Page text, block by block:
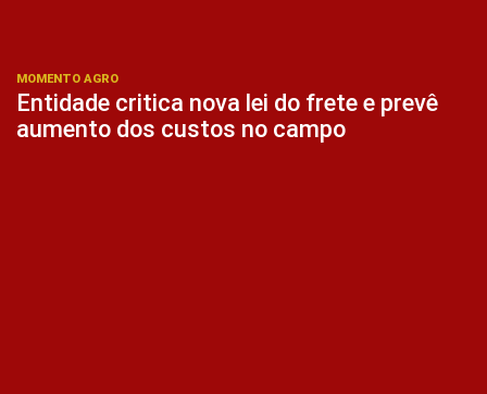
MOMENTO AGRO
Entidade critica nova lei do frete e prevê
aumento dos custos no campo